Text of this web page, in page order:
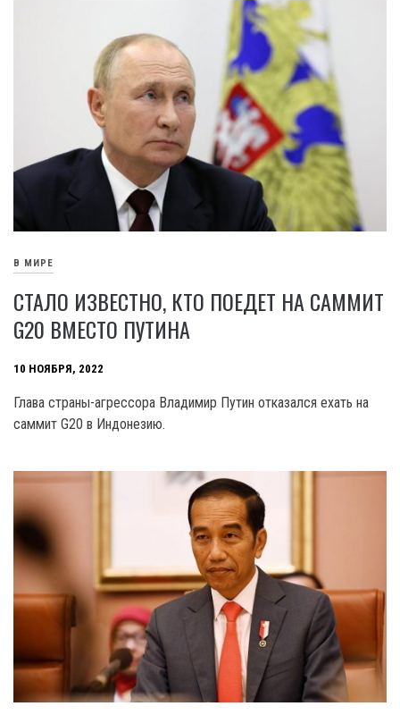
В МИРЕ
СТАЛО ИЗВЕСТНО, КТО ПОЕДЕТ НА САММИТ
G20 ВМЕСТО ПУТИНА
10 НОЯБРЯ, 2022
Глава страны-агрессора Владимир Путин отказался ехать на
саммит G20 в Индонезию.